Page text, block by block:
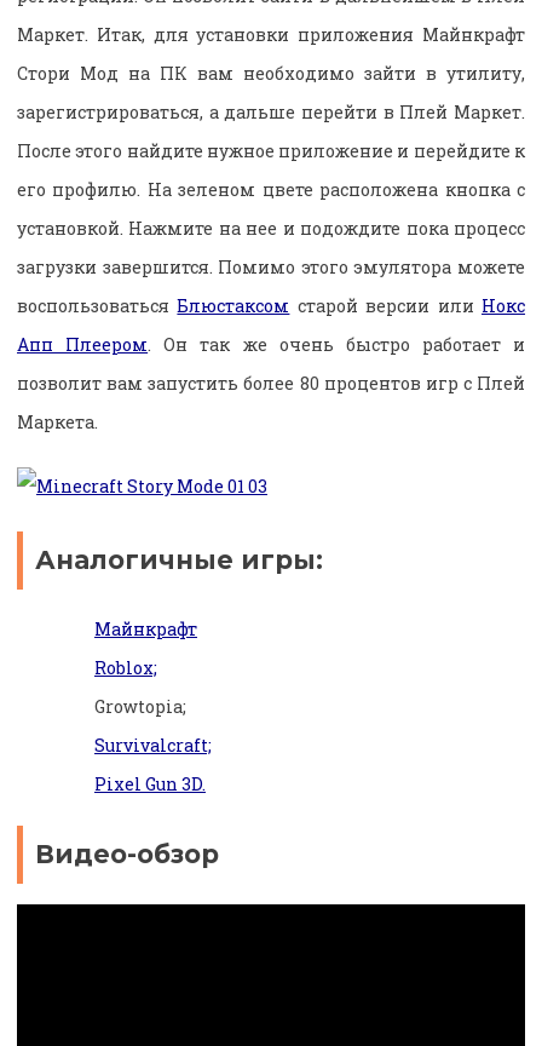
Маркет. Итак, для установки приложения Майнкрафт
Стори Мод на ПК вам необходимо зайти в утилиту,
зарегистрироваться, а дальше перейти в Плей Маркет.
После этого найдите нужное приложение и перейдите к
его профилю. На зеленом цвете расположена кнопка с
установкой. Нажмите на нее и подождите пока процесс
загрузки завершится. Помимо этого эмулятора можете
воспользоватьсяБлюстаксом старой версии или Нокс
Апп Плеером. Он так же очень быстро работает и
позволит вам запустить более 80 процентов игр с Плей
Маркета.
Аналогичные игры:
Майнкрафт
Roblox;
Growtopia;
Survivalcraft;
Pixel Gun 3D.
Видео-обзор